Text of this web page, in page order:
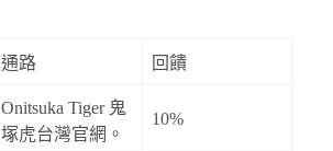
通路 回饋
Onitsuka Tiger 鬼
塚虎台灣官網。
10%